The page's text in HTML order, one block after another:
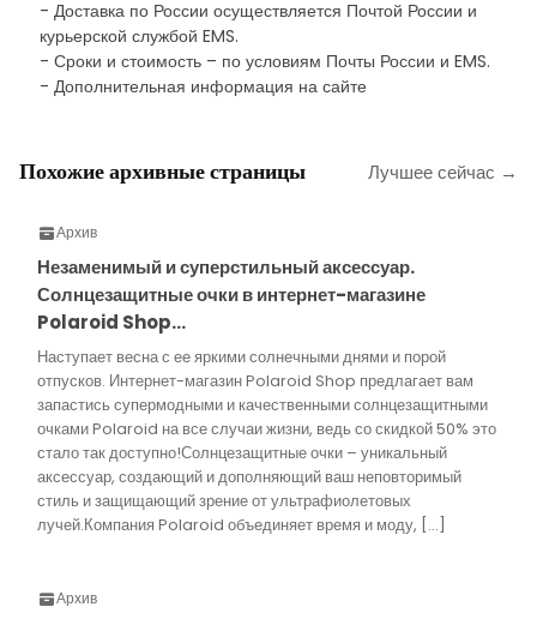
- Доставка по России осуществляется Почтой России и
курьерской службой EMS.
- Сроки и стоимость – по условиям Почты России и EMS.
- Дополнительная информация на сайте
Похожие архивные страницы Лучшее сейчас →
Архив
Незаменимый и суперстильный аксессуар.
Солнцезащитные очки в интернет-магазине
Polaroid Shop…
Наступает весна с ее яркими солнечными днями и порой
отпусков. Интернет-магазин Polaroid Shop предлагает вам
запастись супермодными и качественными солнцезащитными
очками Polaroid на все случаи жизни, ведь со скидкой 50% это
стало так доступно!Солнцезащитные очки – уникальный
аксессуар, создающий и дополняющий ваш неповторимый
стиль и защищающий зрение от ультрафиолетовых
лучей.Компания Polaroid объединяет время и моду, […]
Архив